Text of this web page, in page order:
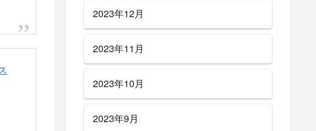
2023年12月
2023年11月
2023年10月
2023年9月